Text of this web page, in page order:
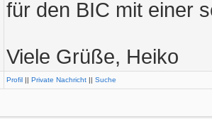
für den BIC mit einer
Viele Grüße, Heiko
Profil || Private Nachricht || Suche